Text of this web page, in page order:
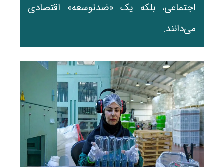
اجتماعی، بلکه یک «ضدتوسعه» اقتصادی
می‌دانند.